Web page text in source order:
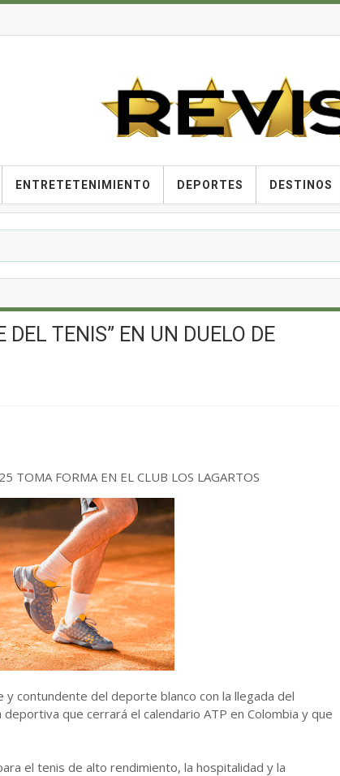
ENTRETETENIMIENTO DEPORTES DESTINOS
DEL TENIS” EN UN DUELO DE
TOMA FORMA EN EL CLUB LOS LAGARTOS
contundente del deporte blanco con la llegada del
que cerrará el calendario ATP en Colombia y que
el tenis de alto rendimiento, la hospitalidad y la